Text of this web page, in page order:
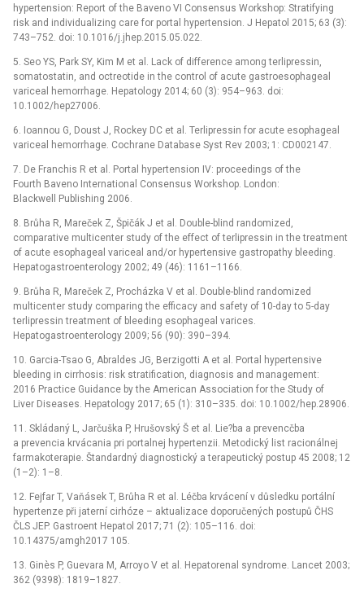
hypertension: Report of the Baveno VI Consensus Workshop: Stratifying
risk and individualizing care for portal hypertension. J Hepatol 2015; 63 (3):
743–752. doi: 10.1016/j.jhep.2015.05.022.
5. Seo YS, Park SY, Kim M et al. Lack of difference among terlipressin,
somatostatin, and octreotide in the control of acute gastroesophageal
variceal hemorrhage. Hepatology 2014; 60 (3): 954–963. doi:
10.1002/hep27006.
6. Ioannou G, Doust J, Rockey DC et al. Terlipressin for acute esophageal
variceal hemorrhage. Cochrane Database Syst Rev 2003; 1: CD002147.
7. De Franchis R et al. Portal hypertension IV: proceedings of the
Fourth Baveno International Consensus Workshop. London:
Blackwell Publishing 2006.
8. Brůha R, Mareček Z, Špičák J et al. Double-blind randomized,
comparative multicenter study of the effect of terlipressin in the treatment
of acute esophageal variceal and/or hypertensive gastropathy bleeding.
Hepatogastroenterology 2002; 49 (46): 1161–1166.
9. Brůha R, Mareček Z, Procházka V et al. Double-blind randomized
multicenter study comparing the efficacy and safety of 10-day to 5-day
terlipressin treatment of bleeding esophageal varices.
Hepatogastroenterology 2009; 56 (90): 390–394.
10. Garcia-Tsao G, Abraldes JG, Berzigotti A et al. Portal hypertensive
bleeding in cirrhosis: risk stratification, diagnosis and management:
2016 Practice Guidance by the American Association for the Study of
Liver Diseases. Hepatology 2017; 65 (1): 310–335. doi: 10.1002/hep.28906.
11. Skládaný L, Jarčuška P, Hrušovský Š et al. Lie?ba a prevencčba
a prevencia krvácania pri portalnej hypertenzii. Metodický list racionálnej
farmakoterapie. Štandardný diagnostický a terapeutický postup 45 2008; 12
(1–2): 1–8.
12. Fejfar T, Vaňásek T, Brůha R et al. Léčba krvácení v důsledku portální
hypertenze při jaterní cirhóze –⁠ aktualizace doporučených postupů ČHS
ČLS JEP. Gastroent Hepatol 2017; 71 (2): 105–116. doi:
10.14375/amgh2017 105.
13. Ginès P, Guevara M, Arroyo V et al. Hepatorenal syndrome. Lancet 2003;
362 (9398): 1819–1827.